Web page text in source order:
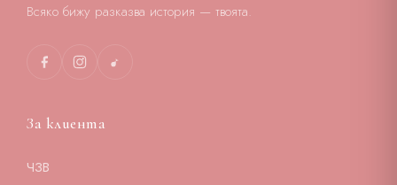
Всяко бижу разказва история — твоята.
За клиента
ЧЗВ